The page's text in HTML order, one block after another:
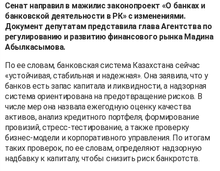
Сенат направил в мажилис законопроект «О банках и
банковской деятельности в РК» с изменениями.
Документ депутатам представила глава Агентства по
регулированию и развитию финансового рынка Мадина
Абылкасымова.
По ее словам, банковская система Казахстана сейчас
«устойчивая, стабильная и надежная». Она заявила, что у
банков есть запас капитала и ликвидности, а надзорная
система ориентирована на предотвращение рисков. В
числе мер она назвала ежегодную оценку качества
активов, анализ кредитного портфеля, формирование
провизий, стресс-тестирование, а также проверку
бизнес-модели и корпоративного управления. По итогам
таких проверок, по ее словам, определяют надзорную
надбавку к капиталу, чтобы снизить риск банкротств.